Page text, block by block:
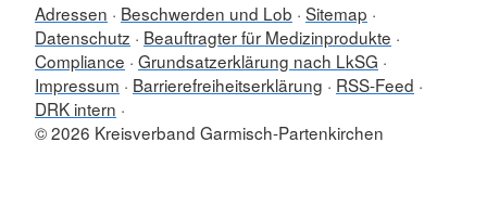
Adressen Beschwerden und Lob Sitemap
Datenschutz
Beauftragter für Medizinprodukte
Compliance Grundsatzerklärung nach LkSG
Impressum
Barrierefreiheitserklärung
RSS-Feed
DRK intern
© 2026 Kreisverband Garmisch-Partenkirchen